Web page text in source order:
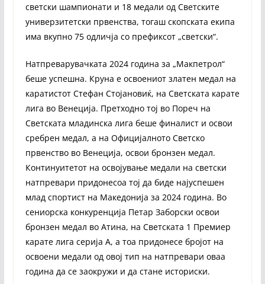
светски шампионати и 18 медали од Светските
универзитетски првенства, тогаш скопската екипа
има вкупно 75 одличја со префиксот „светски“.
Натпреварувачката 2024 година за „Макпетрол“
беше успешна. Круна е освоениот златен медал на
каратистот Стефан Стојановиќ, на Светската карате
лига во Венеција. Претходно тој во Пореч на
Светската младинска лига беше финалист и освои
сребрен медал, а на Официјалното Светско
првенство во Венеција, освои бронзен медал.
Континуитетот на освојување медали на светски
натпревари придонесоа тој да биде најуспешен
млад спортист на Македонија за 2024 година. Во
сениорска конкуренција Петар Заборски освои
бронзен медал во Атина, на Светската 1 Премиер
карате лига серија А, а тоа придонесе бројот на
освоени медали од овој тип на натпревари оваа
година да се заокружи и да стане историски.